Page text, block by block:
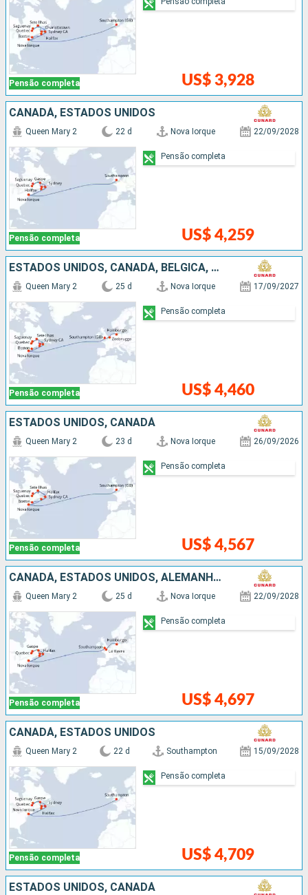
Pensão completa US$ 3,928
CANADÁ, ESTADOS UNIDOS
Pensão completa
Queen Mary 2 22 d Nova Iorque 22/09/2028
US$ 4,259
Pensão completa
ESTADOS UNIDOS, CANADÁ, BÉLGICA, ALEMANHA
Pensão completa
Queen Mary 2 25 d Nova Iorque 17/09/2027
US$ 4,460
Pensão completa
ESTADOS UNIDOS, CANADÁ
Pensão completa
Queen Mary 2 23 d Nova Iorque 26/09/2026
US$ 4,567
Pensão completa
CANADÁ, ESTADOS UNIDOS, ALEMANHA, FRANCIA
Pensão completa
Queen Mary 2 25 d Nova Iorque 22/09/2028
US$ 4,697
Pensão completa
CANADÁ, ESTADOS UNIDOS
Pensão completa
Queen Mary 2 22 d Southampton 15/09/2028
US$ 4,709
Pensão completa
ESTADOS UNIDOS, CANADÁ